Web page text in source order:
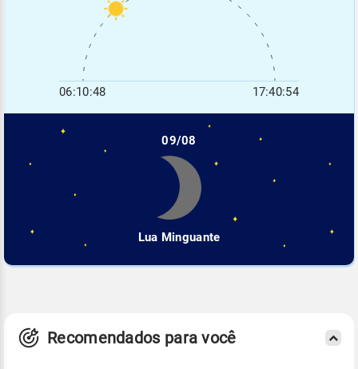
06:10:48 17:40:54
09/08
Lua Minguante
Recomendados para você